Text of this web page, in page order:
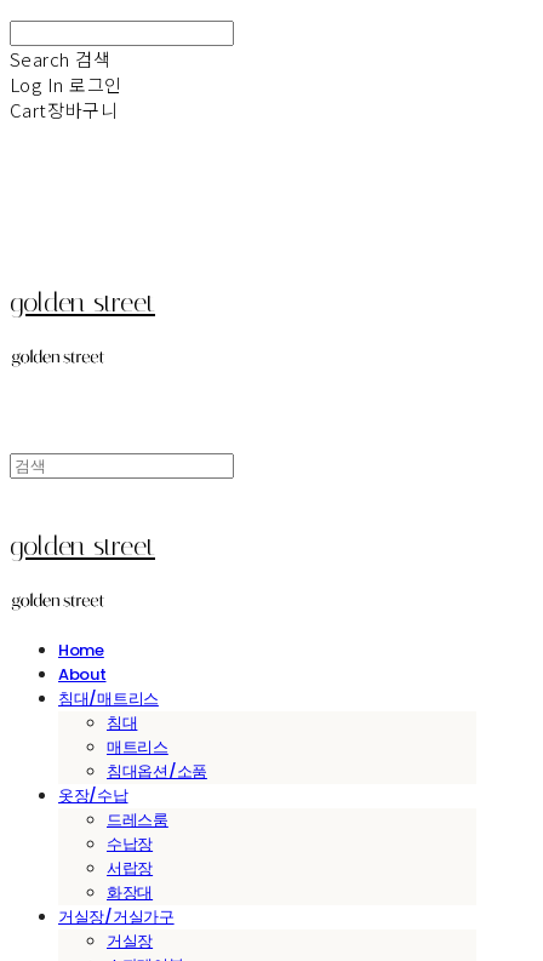
Search 검색
Log In 로그인
Cart장바구니
golden street
golden street
Home
About
침대/매트리스
침대
매트리스
침대옵션/소품
옷장/수납
드레스룸
수납장
서랍장
화장대
거실장/거실가구
거실장